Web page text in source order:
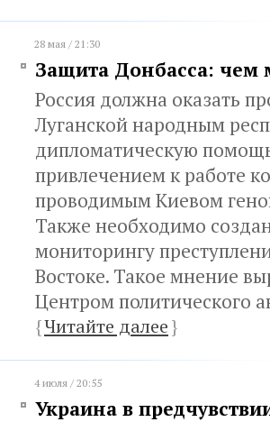
28 мая / 21:30
Защита Донбасса: чем
Россия должна оказать
Луганской народным
дипломатическую
привлечением к работе
проводимым Киевом
Также необходимо
мониторингу
Востоке. Такое мнение
Центром политического
{Читайте далее}
4 июля / 20:55
Украина в